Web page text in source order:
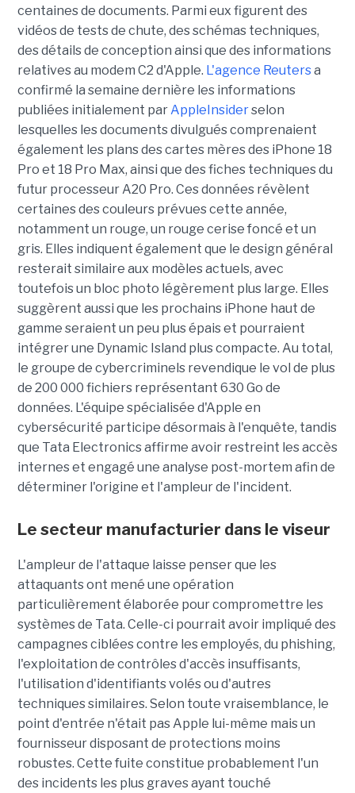
centaines de documents. Parmi eux figurent des
vidéos de tests de chute, des schémas techniques,
des détails de conception ainsi que des informations
relatives au modem C2 d'Apple. L'agence Reutersa
confirmé la semaine dernière les informations
publiées initialement parAppleInsiderselon
lesquelles les documents divulgués comprenaient
également les plans des cartes mères des iPhone 18
Pro et 18 Pro Max, ainsi que des fiches techniques du
futur processeur A20 Pro. Ces données révèlent
certaines des couleurs prévues cette année,
notamment un rouge, un rouge cerise foncé et un
gris. Elles indiquent également que le design général
resterait similaire aux modèles actuels, avec
toutefois un bloc photo légèrement plus large. Elles
suggèrent aussi que les prochains iPhone haut de
gamme seraient un peu plus épais et pourraient
intégrer une Dynamic Island plus compacte. Au total,
le groupe de cybercriminels revendique le vol de plus
de 200 000 fichiers représentant 630 Go de
données. L'équipe spécialisée d'Apple en
cybersécurité participe désormais à l'enquête, tandis
que Tata Electronics affirme avoir restreint les accès
internes et engagé une analyse post-mortem afin de
déterminer l'origine et l'ampleur de l'incident.
Le secteur manufacturier dans le viseur
L'ampleur de l'attaque laisse penser que les
attaquants ont mené une opération
particulièrement élaborée pour compromettre les
systèmes de Tata. Celle-ci pourrait avoir impliqué des
campagnes ciblées contre les employés, du phishing,
l'exploitation de contrôles d'accès insuffisants,
l'utilisation d'identifiants volés ou d'autres
techniques similaires. Selon toute vraisemblance, le
point d'entrée n'était pas Apple lui-même mais un
fournisseur disposant de protections moins
robustes. Cette fuite constitue probablement l'un
des incidents les plus graves ayant touché